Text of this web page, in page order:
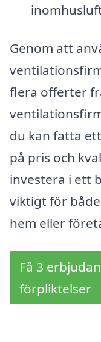
Genom att
flera offerter
du kan fatta
på pris och
investera i ett
viktigt för
hem eller
Få 3
förpliktelser